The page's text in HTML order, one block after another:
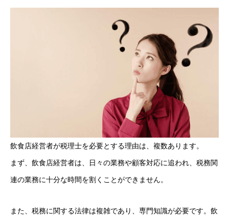
飲食店経営者が税理士を必要とする理由は、複数あります。
まず、飲食店経営者は、日々の業務や顧客対応に追われ、税務関
連の業務に十分な時間を割くことができません。
また、税務に関する法律は複雑であり、専門知識が必要です。飲